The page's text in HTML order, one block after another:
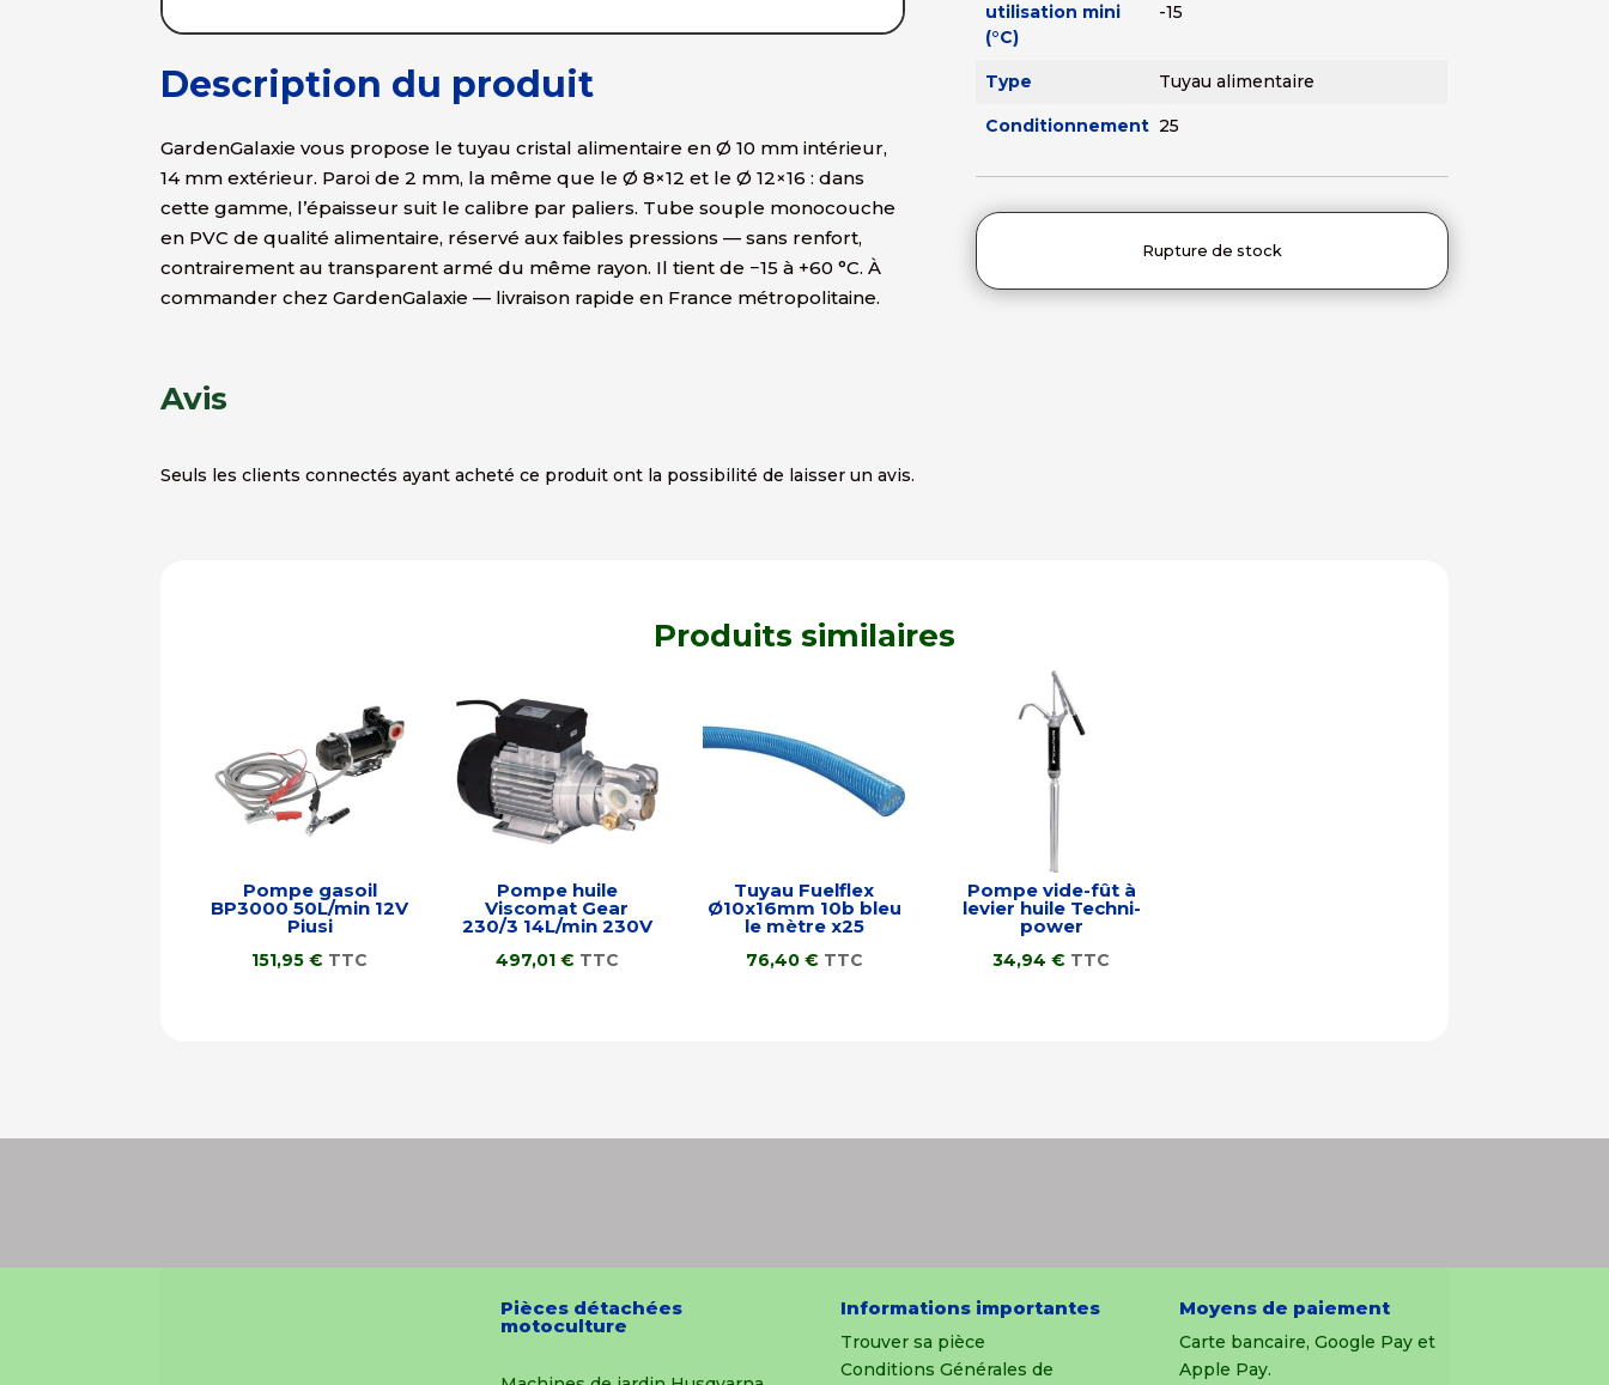
Description du produit
GardenGalaxie vous propose le tuyau cristal alimentaire en Ø 10 mm intérieur,
14 mm extérieur. Paroi de 2 mm, la même que le Ø 8×12 et le Ø 12×16 : dans
cette gamme, l’épaisseur suit le calibre par paliers. Tube souple monocouche
en PVC de qualité alimentaire, réservé aux faibles pressions — sans renfort,
contrairement au transparent armé du même rayon. Il tient de −15 à +60 °C. À
commander chez GardenGalaxie — livraison rapide en France métropolitaine.
utilisation mini
(°C)
-15
Type Tuyau alimentaire
Conditionnement 25
Rupture de stock
Avis
Seuls les clients connectés ayant acheté ce produit ont la possibilité de laisser un avis.
Produits similaires
Pompe gasoil
BP3000 50L/min 12V
Piusi
151,95€ TTC
Pompe huile
Viscomat Gear
230/3 14L/min 230V
497,01 € TTC
Tuyau Fuelflex
Ø10x16mm 10b bleu
le mètre x25
76,40 € TTC
Pompe vide-fût à
levier huile Techni-
power
34,94€ TTC
Pièces détachées
motoculture
Informations importantes
Trouver sa pièce
Conditions Générales de
Moyens de paiement
Carte bancaire, Google Pay et
Apple Pay.